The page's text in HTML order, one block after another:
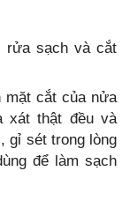
rửa sạch và cắt
mặt cắt của nửa
xát thật đều và
gỉ sét trong lòng
để làm sạch